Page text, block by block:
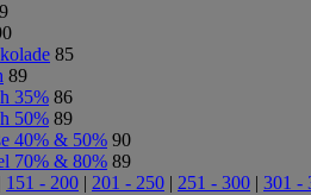
85
89
35% 86
50% 89
40% & 50% 90
70% & 80% 89
151 - 200 | 201 - 250 | 251 - 300 | 301 -